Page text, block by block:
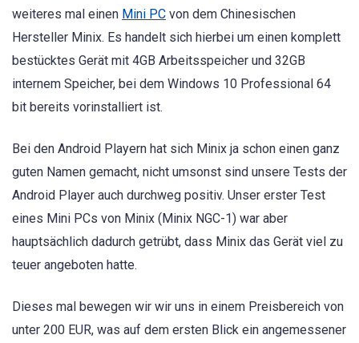
weiteres mal einen Mini PC von dem Chinesischen
Hersteller Minix. Es handelt sich hierbei um einen komplett
bestücktes Gerät mit 4GB Arbeitsspeicher und 32GB
internem Speicher, bei dem Windows 10 Professional 64
bit bereits vorinstalliert ist.
Bei den Android Playern hat sich Minix ja schon einen ganz
guten Namen gemacht, nicht umsonst sind unsere Tests der
Android Player auch durchweg positiv. Unser erster Test
eines Mini PCs von Minix (Minix NGC-1) war aber
hauptsächlich dadurch getrübt, dass Minix das Gerät viel zu
teuer angeboten hatte.
Dieses mal bewegen wir wir uns in einem Preisbereich von
unter 200 EUR, was auf dem ersten Blick ein angemessener